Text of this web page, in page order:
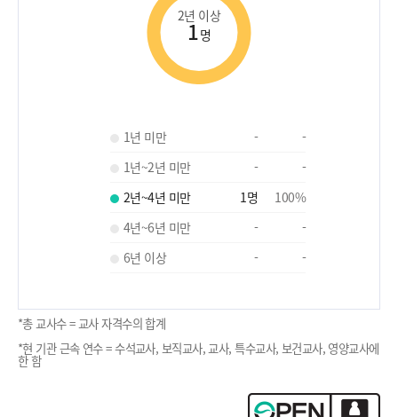
2년 이상
1명
1년 미만 -
-
1년~2년 미만
-
-
2년~4년 미만
1명 100%
4년~6년 미만
-
-
6년 이상
- -
*총 교사수 = 교사 자격수의 합계
*현 기관 근속 연수 = 수석교사, 보직교사, 교사, 특수교사, 보건교사, 영양교사에
한 함